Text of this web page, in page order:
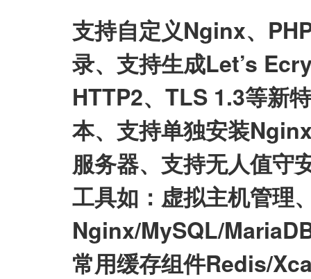
支持自定义Nginx、
录、支持生成Let’s
HTTP2、TLS 1.3等新
本、支持单独安装
服务器、支持无人值守
工具如：虚拟主机管理
Nginx/MySQL/
常用缓存组件Redis/